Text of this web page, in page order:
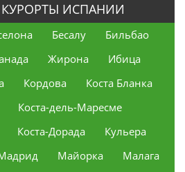
ИСПАНИИ
Бесалу
Бильбао
Жирона
Ибица
Кордова
Коста Бланка
Коста-дель-Маресме
Коста-Дорада
Кульера
Майорка
Малага